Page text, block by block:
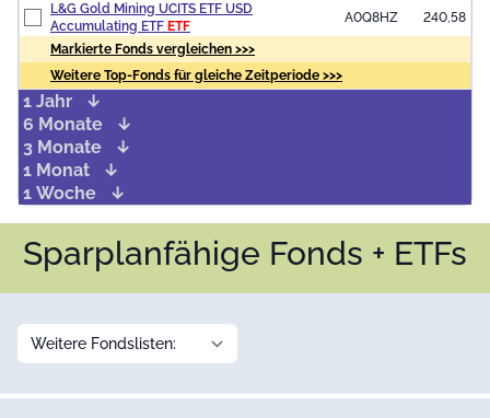
L&G Gold Mining UCITS ETF USD
Accumulating ETF ETF
A0Q8HZ 240,58
Markierte Fonds vergleichen >>>
Weitere Top-Fonds für gleiche Zeitperiode >>>
1 Jahr
6 Monate
3 Monate
1 Monat
1 Woche
Sparplanfähige Fonds + ETFs